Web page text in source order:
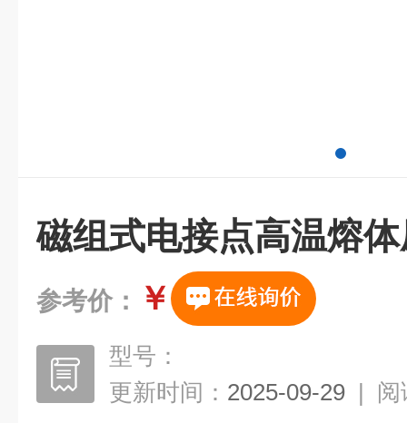
磁组式电接点高温熔
参考价： ￥
型号：
更新时间： 2025-09-29 | 阅